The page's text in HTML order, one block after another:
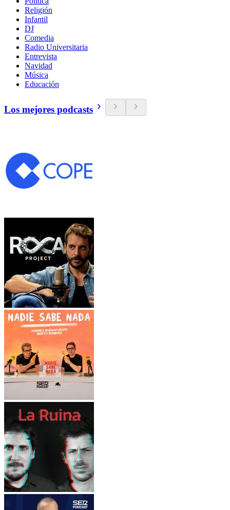
Religión
Infantil
DJ
Comedia
Radio Universitaria
Entrevista
Navidad
Música
Educación
Los mejores podcasts